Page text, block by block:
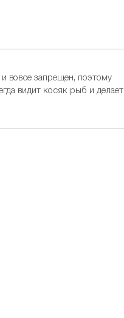
вовсе запрещен, поэтому
видит косяк рыб и делает